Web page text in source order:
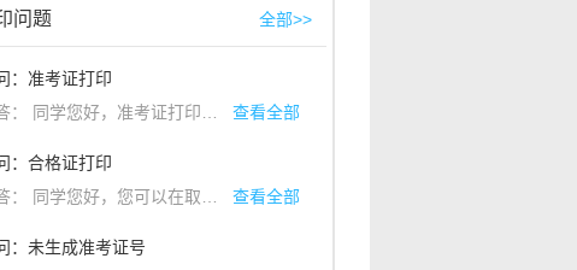
的认证流程。
3、截图拍照都是可以的。
校规定的时间内进入艺术升平台操作线上确认。具体线上确认的时间和流
可能是您的报考资料审核尚未通过，请在APP中确认，
问题 全部>>
：准考证打印
：
同学您好，准考证打印需要在电脑端操作，您可以使用电脑登录艺术升官网：www.artstudent.cn在线打印准考证，准考证可以多次打印。部分院校有公布具体的打印网址，需要登录院校网址进行打印，具体的院校地址可以查看相关院校的招生简章。招生简章您可以在我们的艺术升APP首页点击“院校”搜索相关院校查询。感谢咨询， 查看全部
：合格证打印
：
同学您好，您可以在取得资格后关注院校方面相关信息，在规定时间内可以使用电脑端登录艺术升官网：www.artstudent.cn在线打印合格证，合格证可以多次打印。感谢您的咨询！祝您考试顺利，加油！ 查看全部
：未生成准考证号